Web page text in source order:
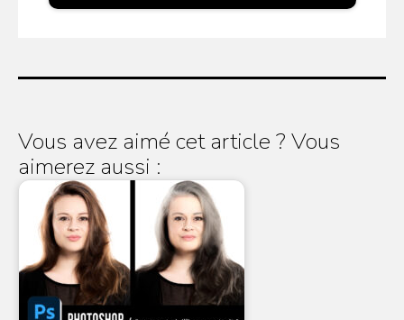
Vous avez aimé cet article ? Vous
aimerez aussi :